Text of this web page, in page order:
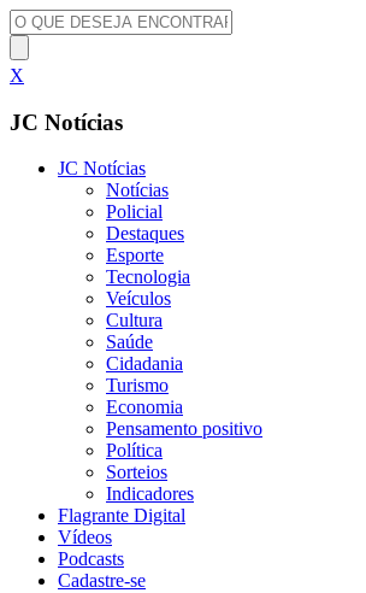
X
JC Notícias
JC Notícias
Notícias
Policial
Destaques
Esporte
Tecnologia
Veículos
Cultura
Saúde
Cidadania
Turismo
Economia
Pensamento positivo
Política
Sorteios
Indicadores
Flagrante Digital
Vídeos
Podcasts
Cadastre-se